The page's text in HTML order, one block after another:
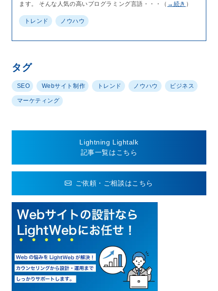
ます。 そんな人気の高いプログラミング言語・・・（ →続き ）
トレンド ノウハウ
タグ
SEO Webサイト制作 トレンド ノウハウ ビジネス
マーケティング
Lightning Lightalk
記事一覧はこちら
ご依頼・ご相談はこちら